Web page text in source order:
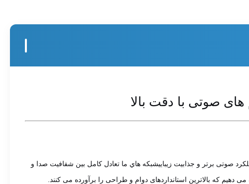
صوتی با دقت بالا
صوتی برتر و جذابیت زیباییشبكه هاي ما تعادل کامل بين شفافيت صدا و